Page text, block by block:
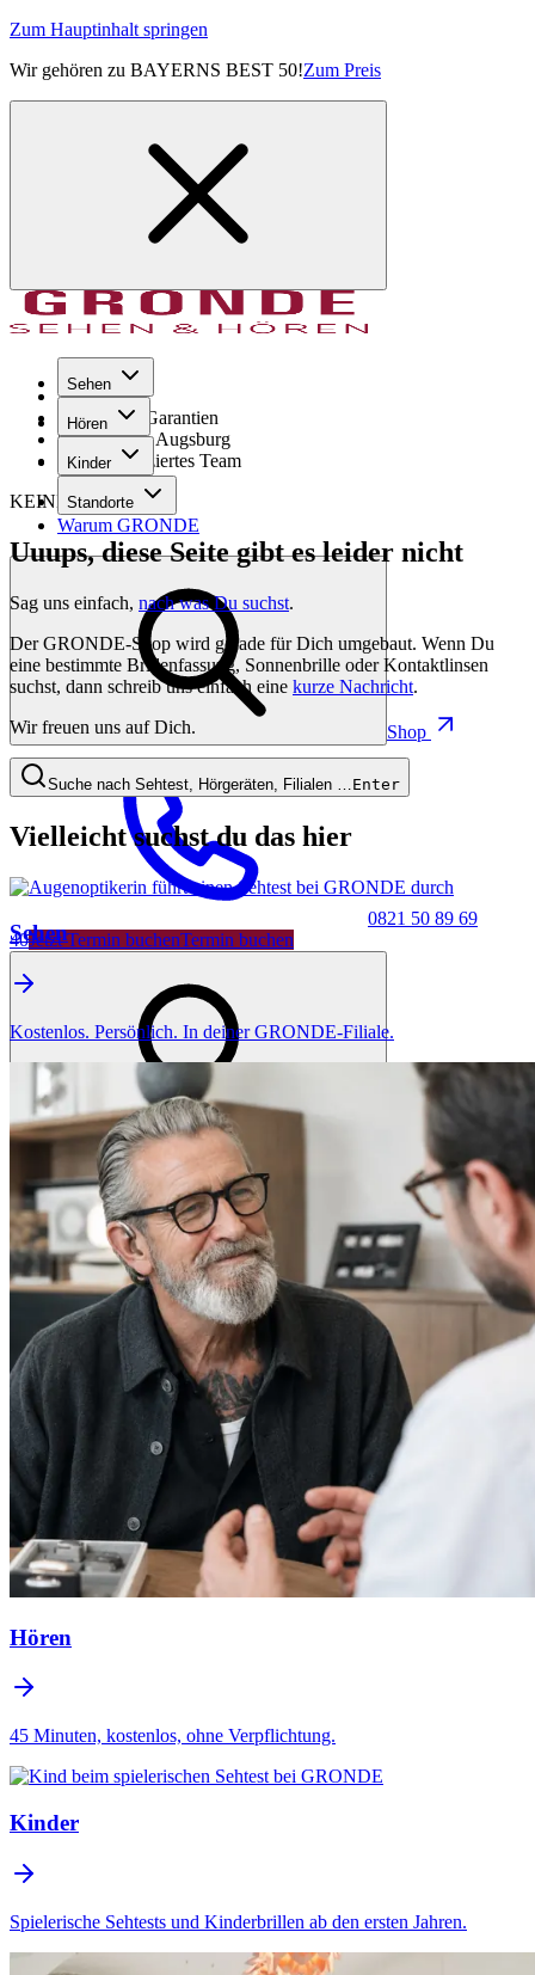
Zum Hauptinhalt springen
Wir gehören zu BAYERNS BEST 50!Zum Preis
Sehen
Hören
Kinder
Standorte
Warum GRONDE
Shop
0821 50 89 69
40Jetzt Termin buchenTermin buchen
Seit 1971
GRONDE Garantien
8× im Raum Augsburg
Hochqualifiziertes Team
KEINE SORGE!
Uuups, diese Seite gibt es leider nicht
Sag uns einfach, nach was Du suchst.
Der GRONDE-Shop wird gerade für Dich umgebaut. Wenn Du
eine bestimmte Brillenfassung, Sonnenbrille oder Kontaktlinsen
suchst, dann schreib uns einfach eine kurze Nachricht.
Wir freuen uns auf Dich.
Suche nach Sehtest, Hörgeräten, Filialen … Enter
Vielleicht suchst du das hier
Sehen
Kostenlos. Persönlich. In deiner GRONDE-Filiale.
Hören
45 Minuten, kostenlos, ohne Verpflichtung.
Kinder
Spielerische Sehtests und Kinderbrillen ab den ersten Jahren.